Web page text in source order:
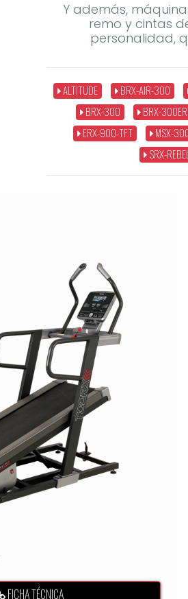
Y además,
remo y cintas
personalidad,
ALTITUDE BRX-AIR-300
BRX-300
BRX-
ERX-900-TFT
MSX-
SRX-
FICHA TÉCNICA